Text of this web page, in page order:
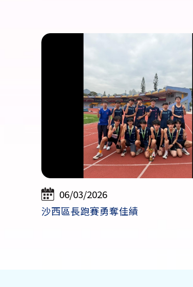
06/03/2026
沙西區長跑賽勇奪佳績